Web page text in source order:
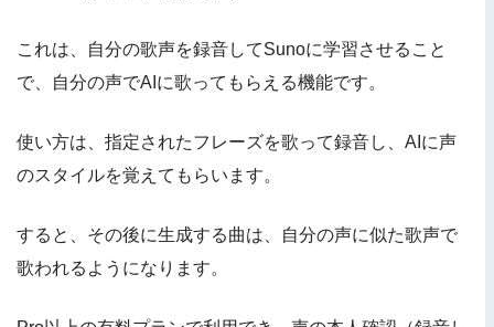
これは、自分の歌声を録音してSunoに学習させること
で、自分の声でAIに歌ってもらえる機能です。
使い方は、指定されたフレーズを歌って録音し、AIに声
のスタイルを覚えてもらいます。
すると、その後に生成する曲は、自分の声に似た歌声で
歌われるようになります。